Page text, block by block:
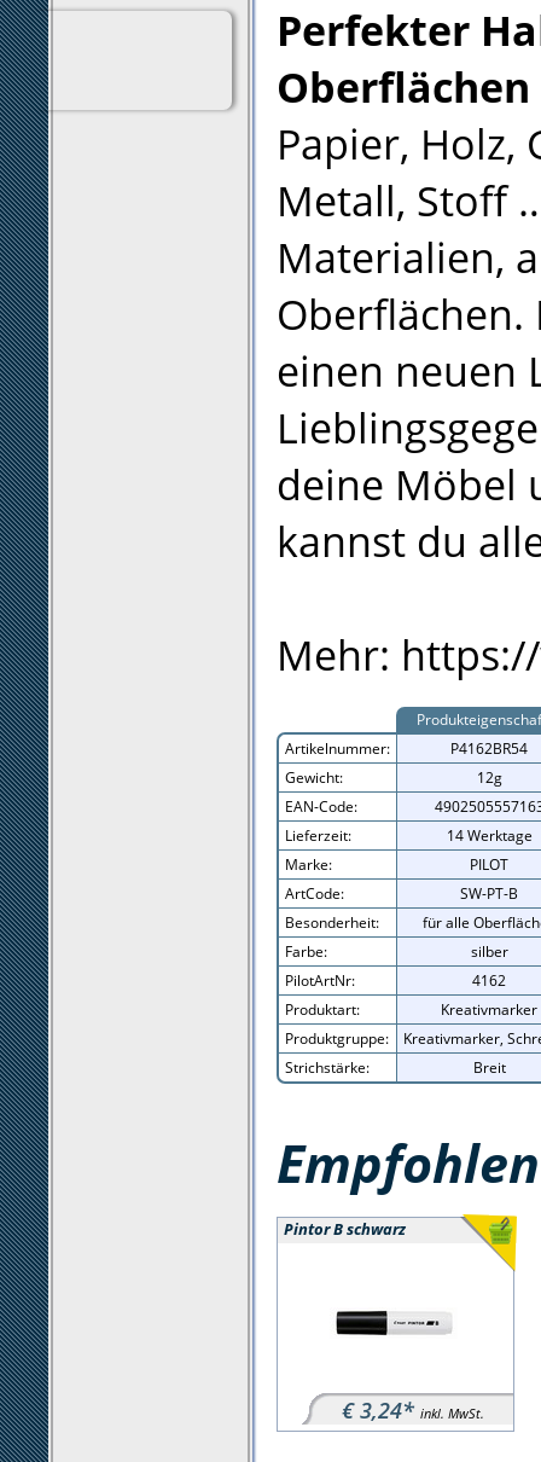
Perfekter
Oberflächen
Papier, Holz,
Metall, Stoff
Materialien,
einen neuen
deine Möbel
kannst du
Mehr:
Artikelnummer:
P4162BR54
Gewicht:
12g
EAN-Code:
Lieferzeit:
14 Werktage
Marke:
PILOT
ArtCode:
SW-PT-B
Besonderheit:
für alle
Farbe:
silber
PilotArtNr:
4162
Produktart:
Kreativmarker
Produktgruppe:
Kreativmarker,
Strichstärke:
Breit
Pintor B schwarz
€ 3,24* inkl. MwSt.